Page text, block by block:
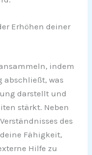
Erhöhen deiner
indem
abschließt, was
darstellt und
stärkt. Neben
des
Fähigkeit,
Hilfe zu